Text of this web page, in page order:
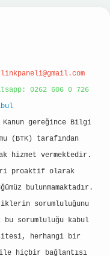
0262 606 0 726
gereğince Bilgi
(BTK) tarafından
hizmet vermektedir.
proaktif olarak
bulunmamaktadır.
sorumluluğunu
sorumluluğu kabul
herhangi bir
hiçbir bağlantısı